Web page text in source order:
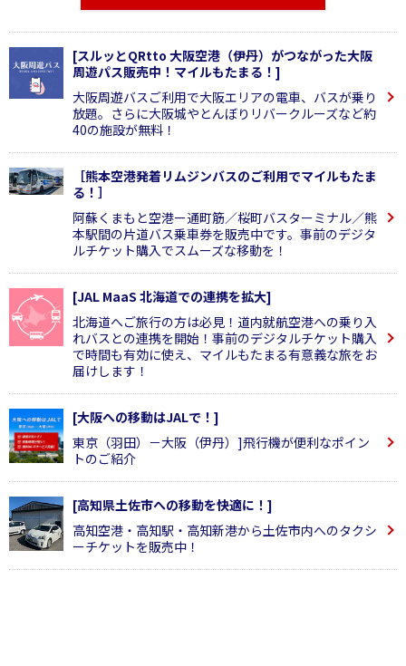
[スルッとQRtto 大阪空港（伊丹）がつながった大阪
周遊パス販売中！マイルもたまる！]
大阪周遊バスご利用で大阪エリアの電車、バスが乗り
放題。さらに大阪城やとんぼりリバークルーズなど約
40の施設が無料！
［熊本空港発着リムジンバスのご利用でマイルもたま
る！］
阿蘇くまもと空港ー通町筋／桜町バスターミナル／熊
本駅間の片道バス乗車券を販売中です。事前のデジタ
ルチケット購入でスムーズな移動を！
[JAL MaaS 北海道での連携を拡大]
北海道へご旅行の方は必見！道内就航空港への乗り入
れバスとの連携を開始！事前のデジタルチケット購入
で時間も有効に使え、マイルもたまる有意義な旅をお
届けします！
[大阪への移動はJALで！]
東京（羽田）－大阪（伊丹）]飛行機が便利なポイン
トのご紹介
[高知県土佐市への移動を快適に！]
高知空港・高知駅・高知新港から土佐市内へのタクシ
ーチケットを販売中！